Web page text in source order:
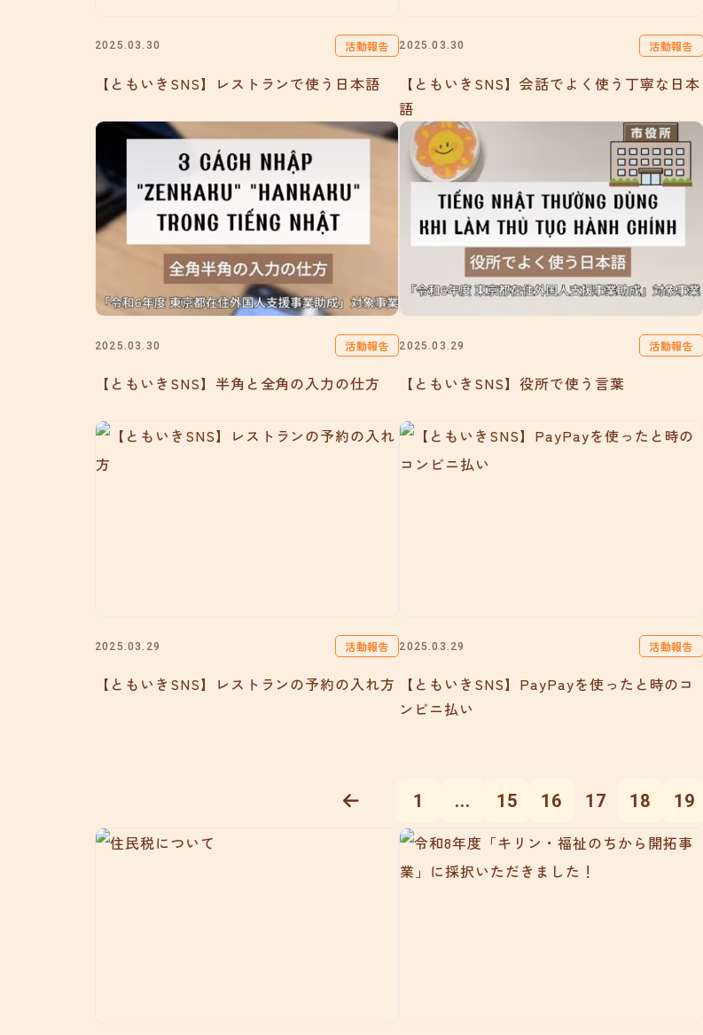
2025.03.30 活動報告
【ともいきSNS】レストランで使う日本語
2025.03.30 活動報告
【ともいきSNS】会話でよく使う丁寧な日本
語
2025.03.30 活動報告
【ともいきSNS】半角と全角の入力の仕方
2025.03.29 活動報告
【ともいきSNS】役所で使う言葉
2025.03.29 活動報告
【ともいきSNS】レストランの予約の入れ方
2025.03.29 活動報告
【ともいきSNS】PayPayを使ったと時のコ
ンビニ払い
1 ... 15 16 17 18 19